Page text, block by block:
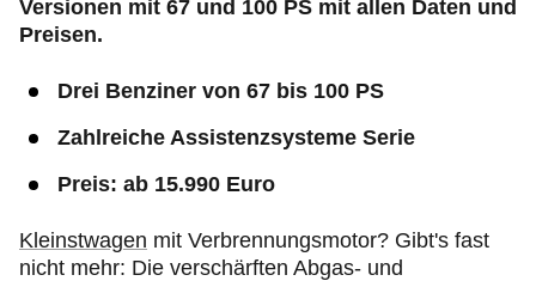
Versionen mit 67 und 100 PS mit allen Daten und
Preisen.
Drei Benziner von 67 bis 100 PS
Zahlreiche Assistenzsysteme Serie
Preis: ab 15.990 Euro
Kleinstwagen mit Verbrennungsmotor? Gibt's fast
nicht mehr: Die verschärften Abgas- und